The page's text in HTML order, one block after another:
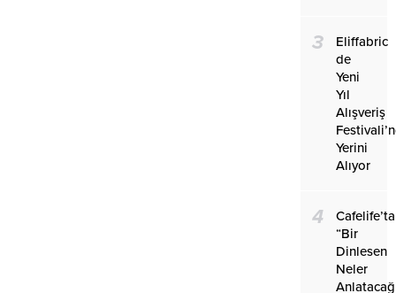
3
Eliffabric
de
Yeni
Yıl
Alışveriş
Yerini
Alıyor
4
Cafelife’ta
“Bir
Dinlesen
Neler